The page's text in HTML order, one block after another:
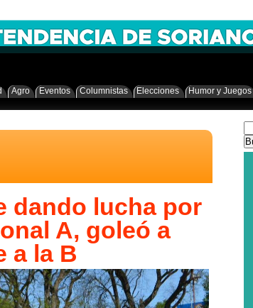
Agro Eventos Columnistas Elecciones Humor y Juegos
dando lucha por
A, goleó a
a la B